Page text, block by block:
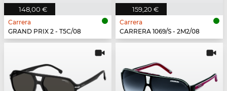
148,00 €
Carrera
GRAND PRIX 2 - T5C/08
159,20 €
Carrera
CARRERA 1069/S - 2M2/08